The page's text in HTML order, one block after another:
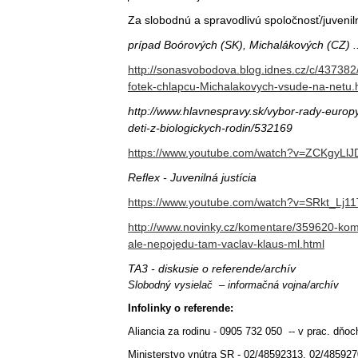
Za slobodnú a spravodlivú spoločnosť/
prípad Boórových (SK), Michalákových (CZ)
http://sonasvobodova.blog.idnes.cz/c/
fotek-chlapcu-Michalakovych-vsude-na-
http://www.hlavnespravy.sk/vybor-rady-
deti-z-biologickych-rodin/532169
https://www.youtube.com/
Reflex - Juvenilná justícia
https://www.youtube.com/
http://www.novinky.cz/komentare/359620-
ale-nepojedu-tam-vaclav-klaus-ml.html
TA3 - diskusie o referende/archív
Slobodný vysielač – informačná vojna/archív
Infolinky o referende:
Aliancia za rodinu - 0905 732 050 -- v prac.
Ministerstvo vnútra SR - 02/48592313, 02/